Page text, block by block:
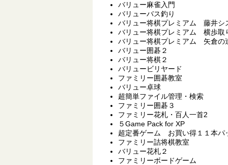
バリュー麻雀入門
バリューバス釣り
バリュー将棋プレミアム 藤井シ
バリュー将棋プレミアム 横歩取
バリュー将棋プレミアム 矢倉の
バリュー囲碁２
バリュー将棋２
バリュービリヤード
ファミリー囲碁教室
バリュー卓球
超簡単ファイル管理・検索
ファミリー囲碁３
ファミリー花札・百人一首2
５Game Pack for XP
超定番ゲーム お買い得１１本パ
ファミリー詰将棋教室
バリュー花札２
ファミリーボードゲーム